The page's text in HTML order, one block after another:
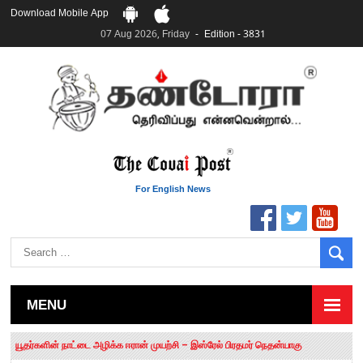
Download Mobile App
07 Aug 2026, Friday
Edition - 3831
For English News
MENU
தமிழக சட்டப்பேரவையில் காலியிடங்கள் 6 ஆக உயர்வு
யூதர்களின் நாட்டை அழிக்க ஈரான் முயற்சி – இஸ்ரேல் பிரதமர் நெதன்யாகு
“மக்களால் நிராகரிக்கப்பட்டவர் ஸ்டாலின்!” – செங்கோட்டையன்